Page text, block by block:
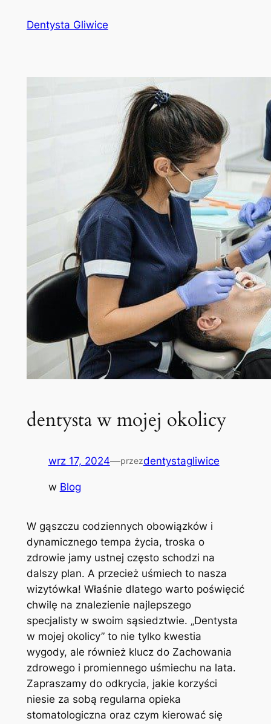
Dentysta Gliwice
dentysta w mojej okolicy
wrz 17, 2024—przezdentystagliwice
w Blog
W gąszczu codziennych obowiązków i
dynamicznego tempa życia, troska o
zdrowie jamy ustnej często schodzi na
dalszy plan. A przecież uśmiech to nasza
wizytówka! Właśnie dlatego warto poświęcić
chwilę na znalezienie najlepszego
specjalisty w swoim sąsiedztwie. „Dentysta
w mojej okolicy” to nie tylko kwestia
wygody, ale również klucz do Zachowania
zdrowego i promiennego uśmiechu na lata.
Zapraszamy do odkrycia, jakie korzyści
niesie za sobą regularna opieka
stomatologiczna oraz czym kierować się